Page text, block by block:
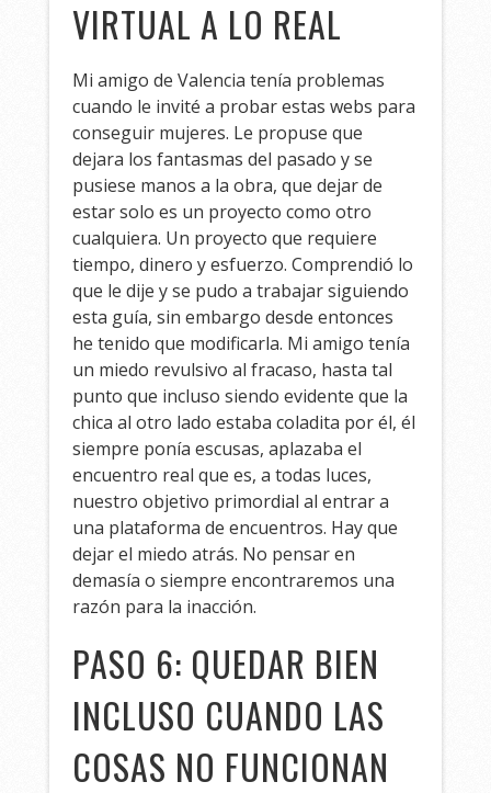
VIRTUAL A LO REAL
Mi amigo de Valencia tenía problemas
cuando le invité a probar estas webs para
conseguir mujeres. Le propuse que
dejara los fantasmas del pasado y se
pusiese manos a la obra, que dejar de
estar solo es un proyecto como otro
cualquiera. Un proyecto que requiere
tiempo, dinero y esfuerzo. Comprendió lo
que le dije y se pudo a trabajar siguiendo
esta guía, sin embargo desde entonces
he tenido que modificarla. Mi amigo tenía
un miedo revulsivo al fracaso, hasta tal
punto que incluso siendo evidente que la
chica al otro lado estaba coladita por él, él
siempre ponía escusas, aplazaba el
encuentro real que es, a todas luces,
nuestro objetivo primordial al entrar a
una plataforma de encuentros. Hay que
dejar el miedo atrás. No pensar en
demasía o siempre encontraremos una
razón para la inacción.
PASO 6: QUEDAR BIEN
INCLUSO CUANDO LAS
COSAS NO FUNCIONAN